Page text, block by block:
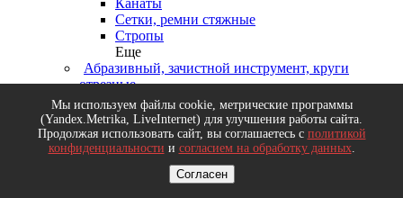
Канаты
Сетки, ремни стяжные
Стропы
Еще
Абразивный, зачистной инструмент, круги
отрезные
Щетки зачистные (для УШМ, дрели, ручные)
Круги зачистные и лепестковые
Круги шлифовальные
Бумага наждачная, ленты, листы, сетки
шлифовальные
Мы используем файлы cookie, метрические программы
(Yandex.Metrika, LiveInternet) для улучшения работы сайта.
Продолжая использовать сайт, вы соглашаетесь с политикой
конфиденциальности и согласием на обработку данных.
Согласен